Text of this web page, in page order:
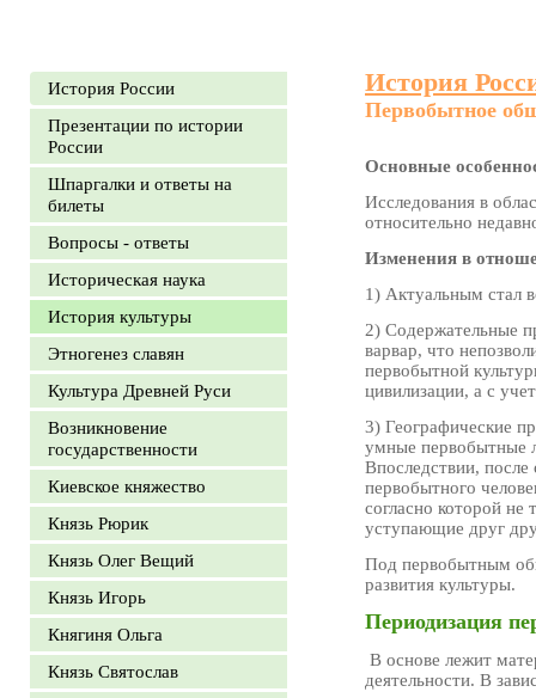
История России
Презентации по истории
России
Шпаргалки и ответы на
билеты
Вопросы - ответы
Историческая наука
История культуры
Этногенез славян
Культура Древней Руси
Возникновение
государственности
Киевское княжество
Князь Рюрик
Князь Олег Вещий
Князь Игорь
Княгиня Ольга
Князь Святослав
История
Первобытное
Основные
Исследования в
относительно
Изменения в
1) Актуальным стал
2) Содержательные
варвар, что
первобытной
цивилизации, а с
3) Географические
умные первобытные
Впоследствии,
первобытного
согласно которой
уступающие друг
Под первобытным
развития культуры.
Периодизация
В основе лежит
деятельности. В